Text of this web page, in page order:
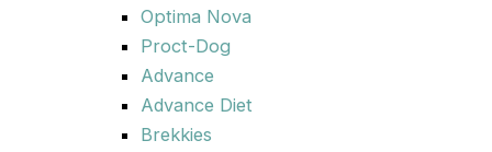
Optima Nova
Proct-Dog
Advance
Advance Diet
Brekkies